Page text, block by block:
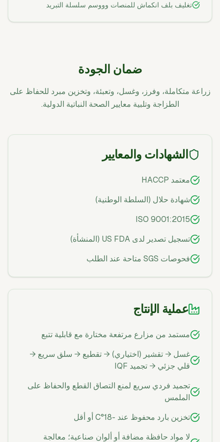
تغليف بلف انكماش للمنصات وووسم سلسلة التبريد
ضمان الجودة
زراعة متكاملة، وفرز، وغسل، وتعبئة، وتخزين مبرد للحفاظ على
الطزاجة وتلبية معايير الصحة النباتية الدولية.
الشهادات والمعايير
معتمد HACCP
شهادة حلال (السلطة الوطنية)
ISO 9001:2015
تسجيل تصدير لدى US FDA (المنشأة)
فحوصات SGS متاحة عند الطلب
عملية الإنتاج
مستمد من مزارع مرتفعة مختارة مع قابلية تتبع
غسل → تقشير (اختياري) → تقطيع → سلق سريع →
قلي جزئي → تجميد IQF
تجميد فردي سريع لمنع التصاق القطع والحفاظ على
الملمس
تخزين بارد محفوظ عند -18°C أو أقل
لا مواد حافظة مضافة أو ألوان صناعية؛ معالجة